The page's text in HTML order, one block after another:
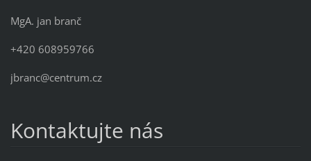
MgA. jan branč
+420 608959766
jbranc@centrum.cz
Kontaktujte nás